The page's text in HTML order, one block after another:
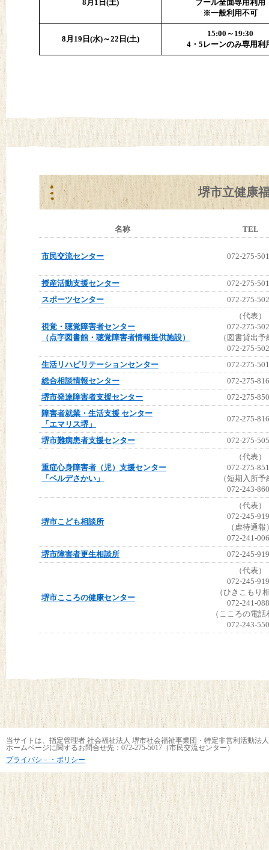
8月1日(土)
プール全面専用利用
※一般利用不可
8月19日(水)～22日(土)
15:00～19:30
4・5レーンのみ専用利
堺市立健康
名称 TEL
市民交流センター 072-275-
授産活動支援センター
072-275-
スポーツセンター
072-275-
視覚・聴覚障害者センター
（点字図書館・聴覚障害者情報提供施設）
（代表）
072-275-
（図書貸出予
072-275-
生活リハビリテーションセンター
072-275-
総合相談情報センター
072-275-
堺市発達障害者支援センター
072-275-
障害者就業・生活支援 センター
「エマリス堺」
072-275-
堺市難病患者支援センター 072-275-
重症心身障害者（児）支援センター
「ベルデさかい」
（代表）
072-275-
（短期入所予
072-243-
堺市こども相談所
（代表）
072-245-
（虐待通報
072-241-
堺市障害者更生相談所
072-245-
堺市こころの健康センター
（代表）
072-245-
（ひきこもり
072-241-
（こころの電
072-243-
当サイトは、指定管理者 社会福祉法人 堺市社会福祉事業団・特定非営利活動
ホームページに関するお問合せ先：072-275-5017（市民交流センター）
プライバシ－・ポリシー